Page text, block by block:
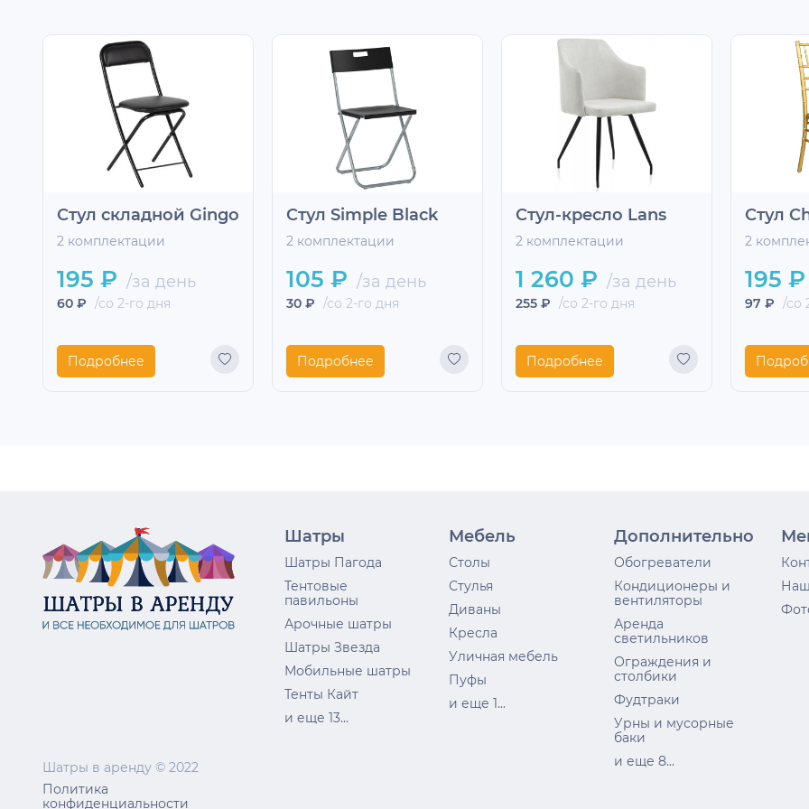
Стул складной Gingo
2 комплектации
195 ₽ /за день
60 ₽ /со 2-го дня
Подробнее
Стул Simple Black
2 комплектации
105 ₽ /за день
30 ₽ /со 2-го дня
Подробнее
Стул-кресло Lans
2 комплектации
1 260 ₽ /за день
255 ₽ /со 2-го дня
Подробнее
Стул
2
195 ₽
97 ₽ /со
Шатры в аренду © 2022
Политика
конфиденциальности
Шатры
Шатры Пагода
Тентовые
павильоны
Арочные шатры
Шатры Звезда
Мобильные шатры
Тенты Кайт
и еще 13...
Мебель
Столы
Стулья
Диваны
Кресла
Уличная мебель
Пуфы
и еще 1...
Дополнительно
Обогреватели
Кондиционеры и
вентиляторы
Аренда
светильников
Ограждения и
столбики
Фудтраки
Урны и мусорные
баки
и еще 8...